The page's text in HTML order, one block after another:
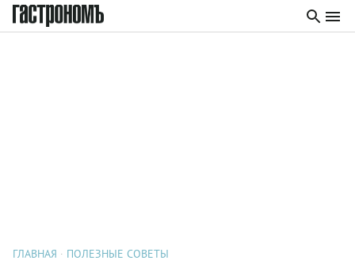
ГЛАВНАЯ ПОЛЕЗНЫЕ СОВЕТЫ